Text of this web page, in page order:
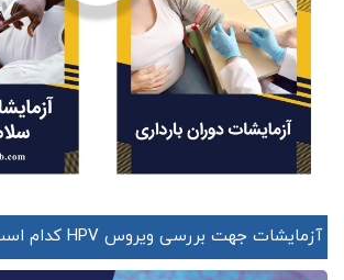
آزمایشات جهت بررسی ویروس HPV کدام است؟